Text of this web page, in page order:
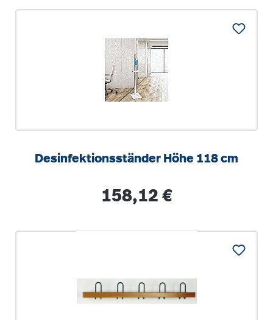
Desinfektionsständer Höhe 118 cm
Regulärer Preis:
158,12 €